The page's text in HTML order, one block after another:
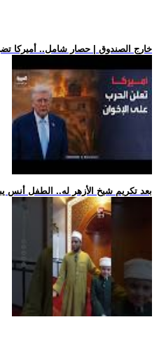
.. خارج الصندوق | حصار شامل.. أميركا
.. بعد تكريم شيخ الأزهر له.. الطفل أنس